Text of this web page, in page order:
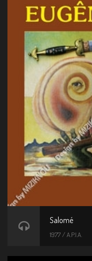
Salomé
1977 / A.P.I.A.